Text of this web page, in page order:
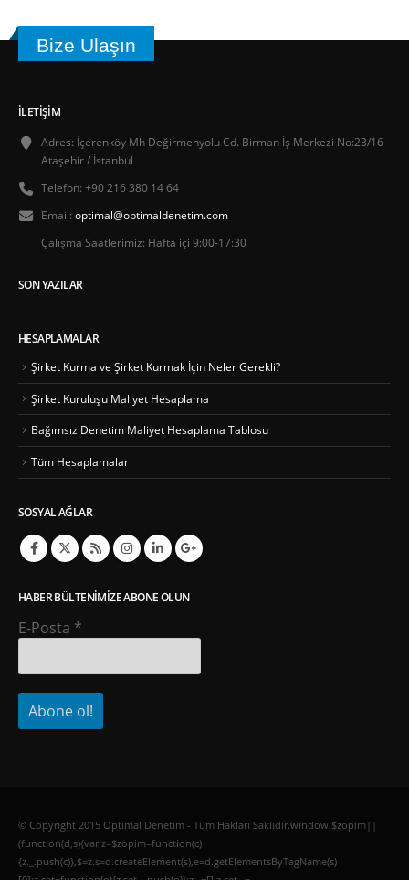
Bize Ulaşın
İLETIŞIM
Adres: İçerenköy Mh Değirmenyolu Cd. Birman İş Merkezi No:23/16
Ataşehir / İstanbul
Telefon: +90 216 380 14 64
Email: optimal@optimaldenetim.com
Çalışma Saatlerimiz: Hafta içi 9:00-17:30
SON YAZILAR
HESAPLAMALAR
Şirket Kurma ve Şirket Kurmak İçin Neler Gerekli?
Şirket Kuruluşu Maliyet Hesaplama
Bağımsız Denetim Maliyet Hesaplama Tablosu
Tüm Hesaplamalar
SOSYAL AĞLAR
HABER BÜLTENIMIZE ABONE OLUN
E-Posta *
© Copyright 2015 Optimal Denetim - Tüm Hakları Saklıdır.window.$zopim||
(function(d,s){var z=$zopim=function(c)
{z._.push(c)},$=z.s=d.createElement(s),e=d.getElementsByTagName(s)